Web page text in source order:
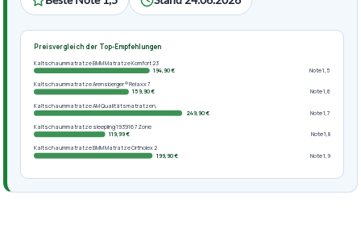
Preisvergleich der Top-Empfehlungen
Kaltschaummatratze BMM Matratze Komfort 23
194,90 €
Note 1,5
Kaltschaummatratze Arensberger ® Relaxx 7
159,90 €
Note 1,6
Kaltschaummatratze AM Qualitätsmatratzen,
249,90 €
Note 1,7
Kaltschaummatratze sleepling 193916 7 Zone
119,99 €
Note 1,8
Kaltschaummatratze BMM Matratze Ortholex 2
199,90 €
Note 1,9